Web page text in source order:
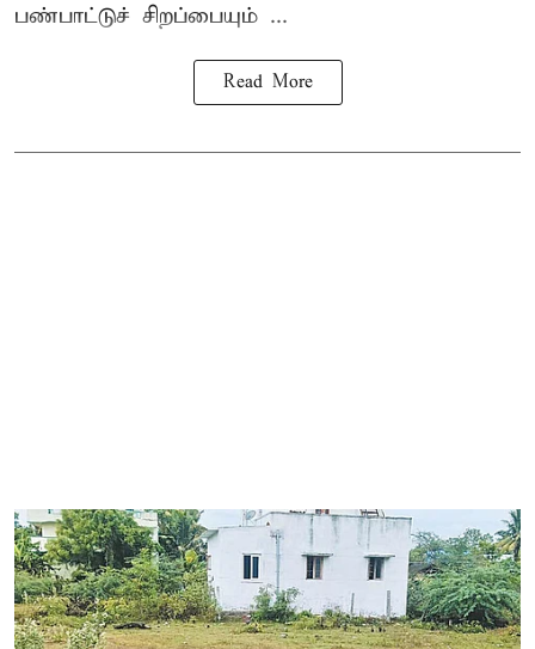
பண்பாட்டுச் சிறப்பையும் ...
Read More